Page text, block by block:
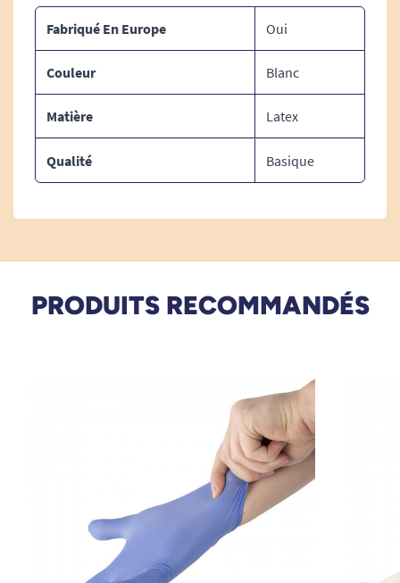
Fabriqué En Europe Oui
Couleur Blanc
Matière Latex
Qualité Basique
PRODUITS RECOMMANDÉS